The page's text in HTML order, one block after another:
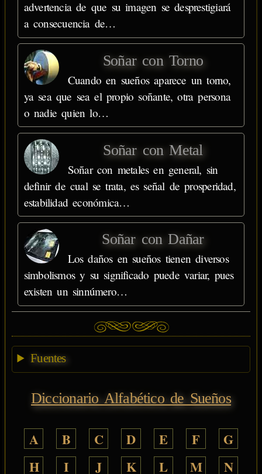
advertencia de que su imagen se desprestigiará
a consecuencia de…
Soñar con Torno
Cuando en sueños aparece un torno,
ya sea que sea el propio soñante, otra persona
o nadie quien lo…
Soñar con Metal
Soñar con metales en general, sin
definir de cual se trata, es señal de prosperidad,
estabilidad económica…
Soñar con Dañar
Los daños en sueños tienen diversos
simbolismos y su significado puede variar, pues
existen un sinnúmero…
Fuentes
Diccionario Alfabético de Sueños
A B C D E F
G
H
I J K L M
N